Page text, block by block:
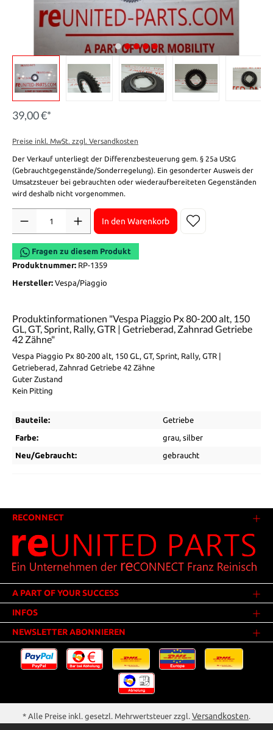
39,00 €*
Preise inkl. MwSt. zzgl. Versandkosten
Der Verkauf unterliegt der Differenzbesteuerung gem. § 25a UStG
(Gebrauchtgegenstände/Sonderregelung). Ein gesonderter Ausweis der
Umsatzsteuer bei gebrauchten oder wiederaufbereiteten Gegenständen
wird deshalb nicht vorgenommen.
In den Warenkorb
Fragen zu diesem Produkt
Produktnummer: RP-1359
Hersteller: Vespa/Piaggio
Produktinformationen "Vespa Piaggio Px 80-200 alt, 150
GL, GT, Sprint, Rally, GTR | Getrieberad, Zahnrad Getriebe
42 Zähne"
Vespa Piaggio Px 80-200 alt, 150 GL, GT, Sprint, Rally, GTR |
Getrieberad, Zahnrad Getriebe 42 Zähne
Guter Zustand
Kein Pitting
Bauteile: Getriebe
Farbe: grau, silber
Neu/Gebraucht: gebraucht
RECONNECT
A PART OF YOUR SUCCESS
INFOS
NEWSLETTER ABONNIEREN
* Alle Preise inkl. gesetzl. Mehrwertsteuer zzgl. Versandkosten.